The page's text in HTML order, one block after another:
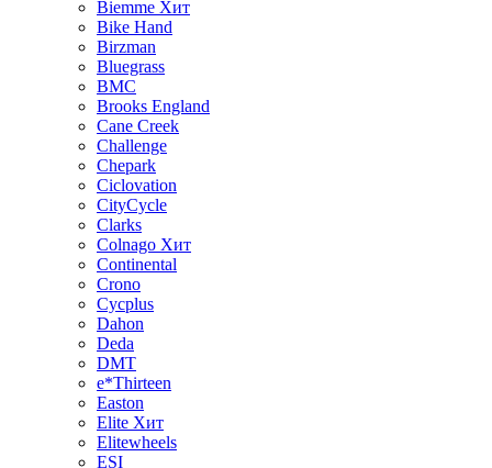
Biemme Хит
Bike Hand
Birzman
Bluegrass
BMC
Brooks England
Cane Creek
Challenge
Chepark
Ciclovation
CityCycle
Clarks
Colnago Хит
Continental
Crono
Cycplus
Dahon
Deda
DMT
e*Thirteen
Easton
Elite Хит
Elitewheels
ESI